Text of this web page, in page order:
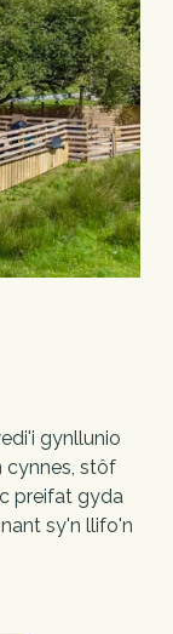
gynllunio
cynnes, stôf
preifat gyda
sy'n llifo'n